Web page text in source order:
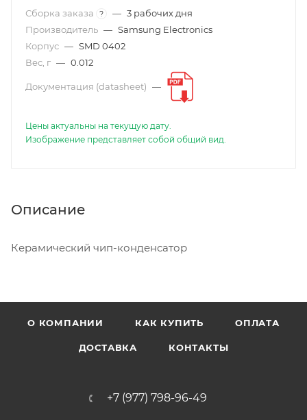
Сборка заказа ? — 3 рабочих дня
Производитель — Samsung Electronics
Корпус — SMD 0402
Вес, г — 0.012
Документация (datasheet) —
Цены актуальны на текущую дату.
Изображение представляет собой общий вид.
Описание
Керамический чип-конденсатор
О КОМПАНИИ КАК КУПИТЬ ОПЛАТА
ДОСТАВКА КОНТАКТЫ
+7 (977) 798-96-49